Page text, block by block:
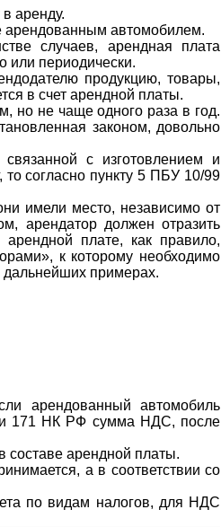
аренду.
арендованным автомобилем.
случаев, арендная плата
или периодически.
продукцию, товары,
в счет арендной платы.
но не чаще одного раза в год.
законом, довольно
с изготовлением и
согласно пункту 5 ПБУ 10/99
имели место, независимо от
арендатор должен отразить
плате, как правило,
к которому необходимо
дальнейших примерах.
арендованный автомобиль
171 НК РФ сумма НДС, после
арендной платы.
а в соответствии со
по видам налогов, для НДС